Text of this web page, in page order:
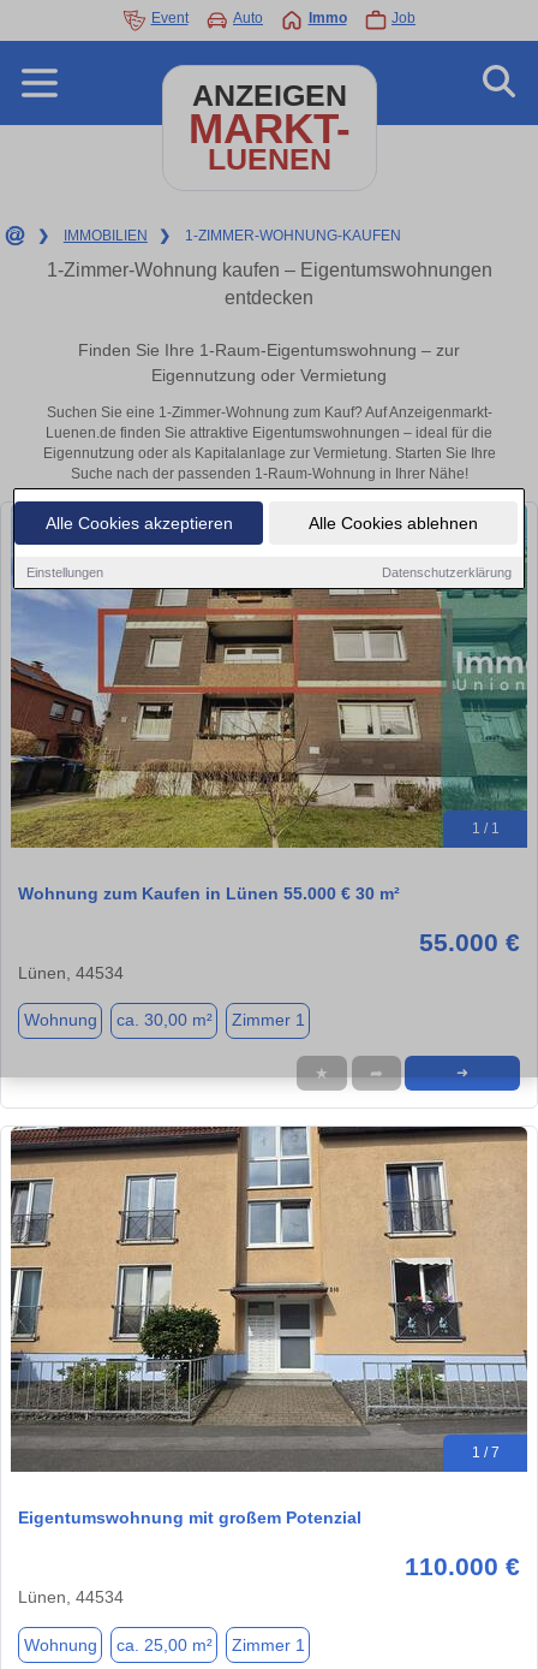
Alle Cookies akzeptieren Alle Cookies ablehnen
Einstellungen Datenschutzerklärung
Event Auto Immo Job
ANZEIGEN
MARKT-
LUENEN
❯ IMMOBILIEN ❯ 1-ZIMMER-WOHNUNG-KAUFEN
1-Zimmer-Wohnung kaufen – Eigentumswohnungen
entdecken
Finden Sie Ihre 1-Raum-Eigentumswohnung – zur
Eigennutzung oder Vermietung
Suchen Sie eine 1-Zimmer-Wohnung zum Kauf? Auf Anzeigenmarkt-
Luenen.de finden Sie attraktive Eigentumswohnungen – ideal für die
Eigennutzung oder als Kapitalanlage zur Vermietung. Starten Sie Ihre
Suche nach der passenden 1-Raum-Wohnung in Ihrer Nähe!
1 / 1
Wohnung zum Kaufen in Lünen 55.000 € 30 m²
55.000 €
Lünen, 44534
Wohnung ca. 30,00 m² Zimmer 1
★ ➦ ➜
1 / 7
Eigentumswohnung mit großem Potenzial
110.000 €
Lünen, 44534
Wohnung ca. 25,00 m² Zimmer 1